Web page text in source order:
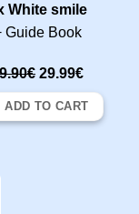
White smile
Guide Book
29.99€
ADD TO CART